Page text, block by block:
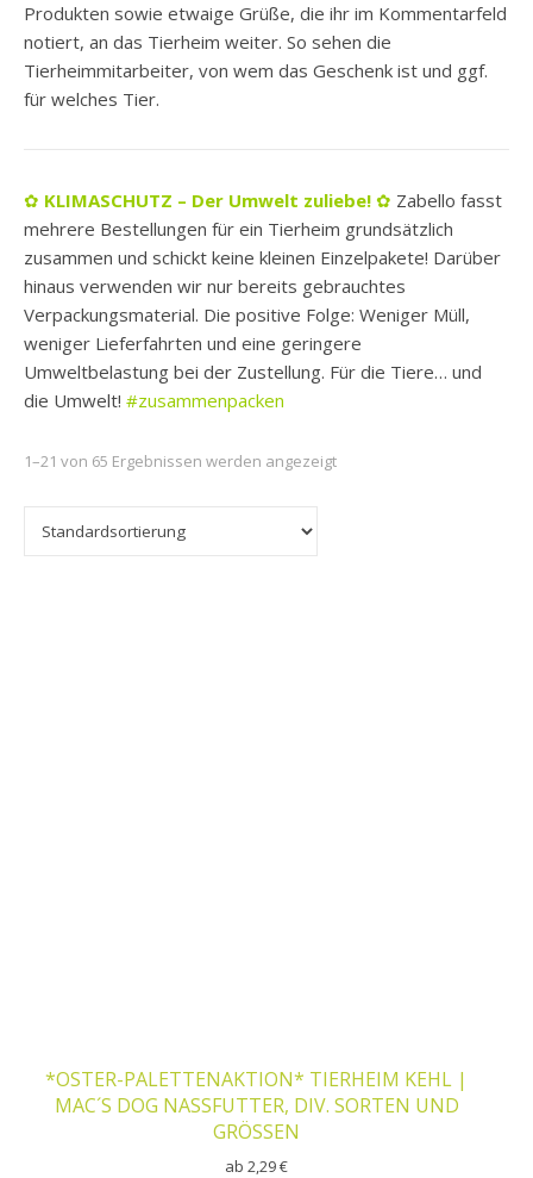
Produkten sowie etwaige Grüße, die ihr im Kommentarfeld
notiert, an das Tierheim weiter. So sehen die
Tierheimmitarbeiter, von wem das Geschenk ist und ggf.
für welches Tier.
✿ KLIMASCHUTZ – Der Umwelt zuliebe! ✿ Zabello fasst
mehrere Bestellungen für ein Tierheim grundsätzlich
zusammen und schickt keine kleinen Einzelpakete! Darüber
hinaus verwenden wir nur bereits gebrauchtes
Verpackungsmaterial. Die positive Folge: Weniger Müll,
weniger Lieferfahrten und eine geringere
Umweltbelastung bei der Zustellung. Für die Tiere… und
die Umwelt! #zusammenpacken
1–21 von 65 Ergebnissen werden angezeigt
*OSTER-PALETTENAKTION* TIERHEIM KEHL |
MAC´S DOG NASSFUTTER, DIV. SORTEN UND
GRÖSSEN
ab2,29€